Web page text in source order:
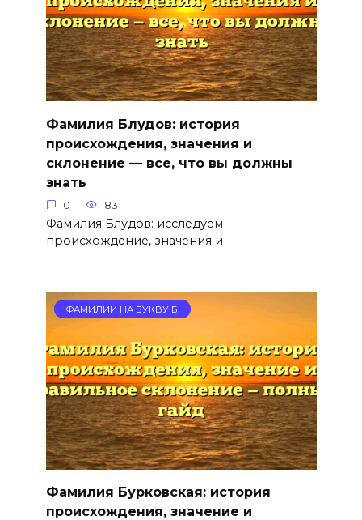
Фамилия Блудов: история
происхождения, значения и
склонение — все, что вы должны
знать
0 83
Фамилия Блудов: исследуем
происхождение, значения и
ФАМИЛИИ НА БУКВУ Б
Фамилия Бурковская: история
происхождения, значение и